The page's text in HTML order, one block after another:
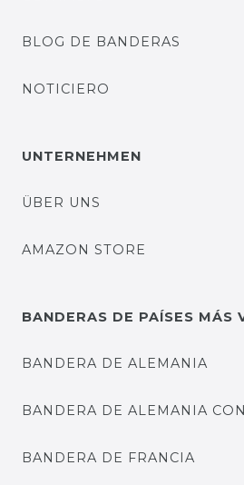
BLOG DE BANDERAS
NOTICIERO
UNTERNEHMEN
ÜBER UNS
AMAZON STORE
BANDERAS DE PAÍSES MÁS
BANDERA DE ALEMANIA
BANDERA DE ALEMANIA
BANDERA DE FRANCIA